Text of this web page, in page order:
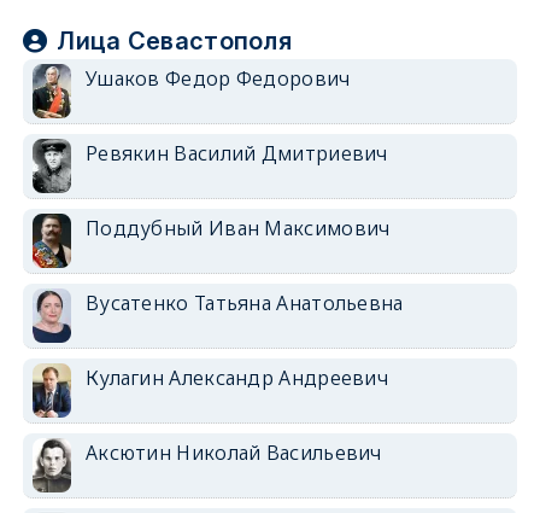
Лица Севастополя
Ушаков Федор Федорович
Ревякин Василий Дмитриевич
Поддубный Иван Максимович
Вусатенко Татьяна Анатольевна
Кулагин Александр Андреевич
Аксютин Николай Васильевич